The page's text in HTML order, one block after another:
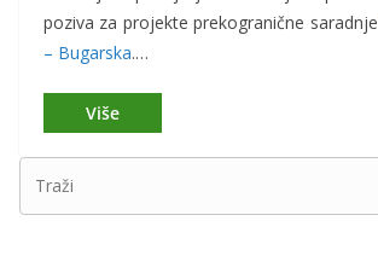
poziva za projekte prekogranične saradnje
– Bugarska.…